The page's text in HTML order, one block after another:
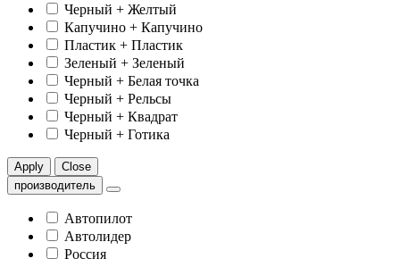
Черный + Желтый
Капучино + Капучино
Пластик + Пластик
Зеленый + Зеленый
Черный + Белая точка
Черный + Рельсы
Черный + Квадрат
Черный + Готика
Apply
Close
производитель
Автопилот
Автолидер
Россия